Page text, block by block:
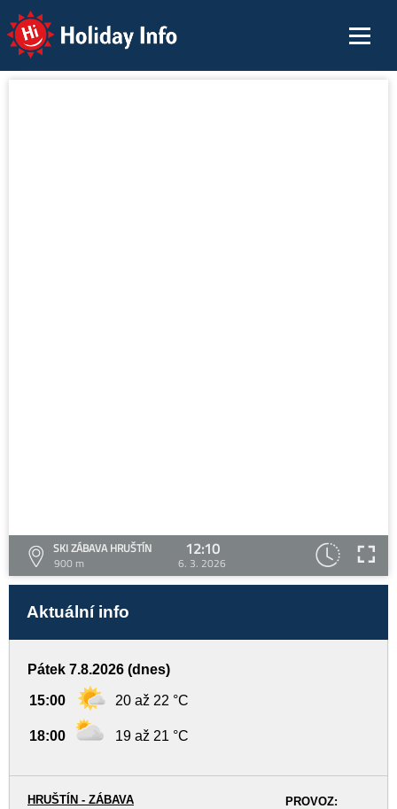
Holiday Info
SKI ZÁBAVA HRUŠTÍN
900 m
12:10
6. 3. 2026
Aktuální info
Pátek 7.8.2026 (dnes)
15:00 20 až 22 °C
18:00 19 až 21 °C
PROVOZ:
HRUŠTÍN - ZÁBAVA